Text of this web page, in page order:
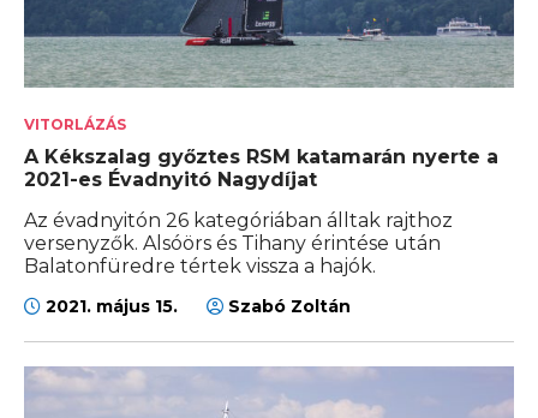
VITORLÁZÁS
A Kékszalag győztes RSM katamarán nyerte a
2021-es Évadnyitó Nagydíjat
Az évadnyitón 26 kategóriában álltak rajthoz
versenyzők. Alsóörs és Tihany érintése után
Balatonfüredre tértek vissza a hajók.
2021. május 15. Szabó Zoltán